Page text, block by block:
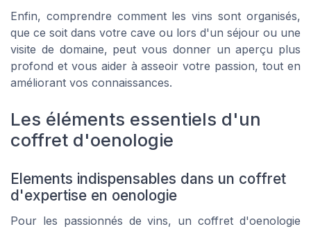
Enfin, comprendre comment les vins sont organisés,
que ce soit dans votre cave ou lors d'un séjour ou une
visite de domaine, peut vous donner un aperçu plus
profond et vous aider à asseoir votre passion, tout en
améliorant vos connaissances.
Les éléments essentiels d'un
coffret d'oenologie
Elements indispensables dans un coffret
d'expertise en oenologie
Pour les passionnés de vins, un coffret d'oenologie